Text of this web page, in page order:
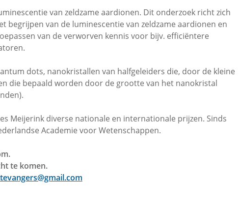
van zeldzame aardionen. Dit onderzoek richt zich
begrijpen van de luminescentie van zeldzame aardionen en
van de verworven kennis voor bijv. efficiëntere
dots, nanokristallen van halfgeleiders die, door de kleine
die bepaald worden door de grootte van het nanokristal
Meijerink diverse nationale en internationale prijzen. Sinds
Academie voor Wetenschappen.
te komen.